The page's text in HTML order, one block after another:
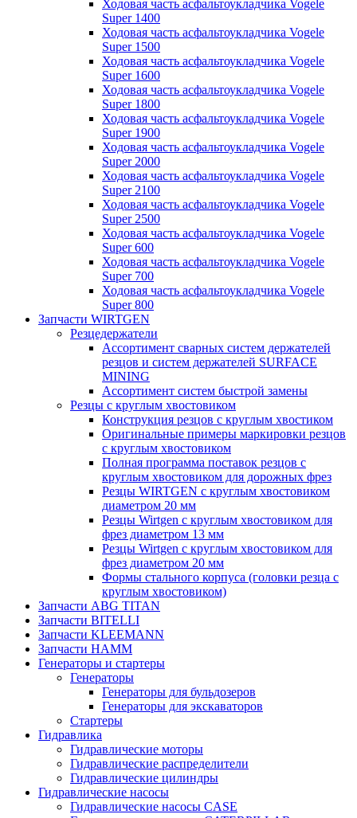
Ходовая часть асфальтоукладчика Vogele
Super 1400
Ходовая часть асфальтоукладчика Vogele
Super 1500
Ходовая часть асфальтоукладчика Vogele
Super 1600
Ходовая часть асфальтоукладчика Vogele
Super 1800
Ходовая часть асфальтоукладчика Vogele
Super 1900
Ходовая часть асфальтоукладчика Vogele
Super 2000
Ходовая часть асфальтоукладчика Vogele
Super 2100
Ходовая часть асфальтоукладчика Vogele
Super 2500
Ходовая часть асфальтоукладчика Vogele
Super 600
Ходовая часть асфальтоукладчика Vogele
Super 700
Ходовая часть асфальтоукладчика Vogele
Super 800
Запчасти WIRTGEN
Резцедержатели
Ассортимент сварных систем держателей
резцов и систем держателей SURFACE
MINING
Ассортимент систем быстрой замены
Резцы с круглым хвостовиком
Конструкция резцов с круглым хвостиком
Оригинальные примеры маркировки резцов
с круглым хвостовиком
Полная программа поставок резцов с
круглым хвостовиком для дорожных фрез
Резцы WIRTGEN с круглым хвостовиком
диаметром 20 мм
Резцы Wirtgen с круглым хвостовиком для
фрез диаметром 13 мм
Резцы Wirtgen с круглым хвостовиком для
фрез диаметром 20 мм
Формы стального корпуса (головки резца с
круглым хвостовиком)
Запчасти ABG TITAN
Запчасти BITELLI
Запчасти KLEEMANN
Запчасти HAMM
Генераторы и стартеры
Генераторы
Генераторы для бульдозеров
Генераторы для экскаваторов
Стартеры
Гидравлика
Гидравлические моторы
Гидравлические распределители
Гидравлические цилиндры
Гидравлические насосы
Гидравлические насосы CASE